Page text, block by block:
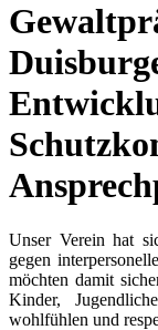
Unser Verein hat
gegen
möchten damit
Kinder,
wohlfühlen und